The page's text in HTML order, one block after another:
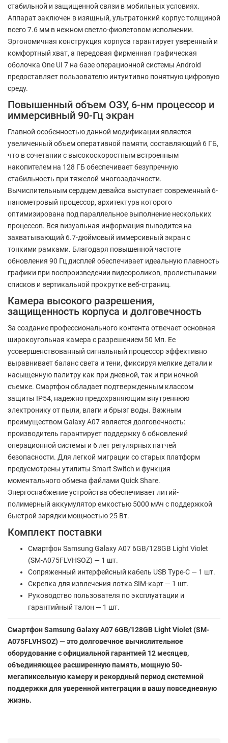
стабильной и защищенной связи в мобильных условиях.
Аппарат заключен в изящный, ультратонкий корпус толщиной
всего 7.6 мм в нежном светло-фиолетовом исполнении.
Эргономичная конструкция корпуса гарантирует уверенный и
комфортный хват, а передовая фирменная графическая
оболочка One UI 7 на базе операционной системы Android
предоставляет пользователю интуитивно понятную цифровую
среду.
Повышенный объем ОЗУ, 6-нм процессор и
иммерсивный 90-Гц экран
Главной особенностью данной модификации является
увеличенный объем оперативной памяти, составляющий 6 ГБ,
что в сочетании с высокоскоростным встроенным
накопителем на 128 ГБ обеспечивает безупречную
стабильность при тяжелой многозадачности.
Вычислительным сердцем девайса выступает современный 6-
нанометровый процессор, архитектура которого
оптимизирована под параллельное выполнение нескольких
процессов. Вся визуальная информация выводится на
захватывающий 6.7-дюймовый иммерсивный экран с
тонкими рамками. Благодаря повышенной частоте
обновления 90 Гц дисплей обеспечивает идеальную плавность
графики при воспроизведении видеороликов, пролистывании
списков и вертикальной прокрутке веб-страниц.
Камера высокого разрешения,
защищенность корпуса и долговечность
За создание профессионального контента отвечает основная
широкоугольная камера с разрешением 50 Мп. Ее
усовершенствованный сигнальный процессор эффективно
выравнивает баланс света и тени, фиксируя мелкие детали и
насыщенную палитру как при дневной, так и при ночной
съемке. Смартфон обладает подтвержденным классом
защиты IP54, надежно предохраняющим внутреннюю
электронику от пыли, влаги и брызг воды. Важным
преимуществом Galaxy A07 является долговечность:
производитель гарантирует поддержку 6 обновлений
операционной системы и 6 лет регулярных патчей
безопасности. Для легкой миграции со старых платформ
предусмотрены утилиты Smart Switch и функция
моментального обмена файлами Quick Share.
Энергоснабжение устройства обеспечивает литий-
полимерный аккумулятор емкостью 5000 мАч с поддержкой
быстрой зарядки мощностью 25 Вт.
Комплект поставки
Смартфон Samsung Galaxy A07 6GB/128GB Light Violet
(SM-A075FLVHSOZ) — 1 шт.
Сопряженный интерфейсный кабель USB Type-C — 1 шт.
Скрепка для извлечения лотка SIM-карт — 1 шт.
Руководство пользователя по эксплуатации и
гарантийный талон — 1 шт.
Смартфон Samsung Galaxy A07 6GB/128GB Light Violet (SM-
A075FLVHSOZ) — это долговечное вычислительное
оборудование с официальной гарантией 12 месяцев,
объединяющее расширенную память, мощную 50-
мегапиксельную камеру и рекордный период системной
поддержки для уверенной интеграции в вашу повседневную
жизнь.